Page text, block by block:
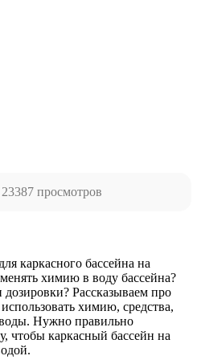
23387 просмотров
каркасного бассейна на
химию в воду бассейна?
Рассказываем про
химию, средства,
Нужно правильно
чтобы каркасный бассейн на